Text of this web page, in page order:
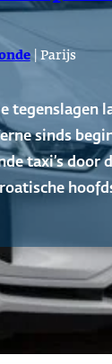
| Parijs
tegenslagen
sinds
taxi’s door